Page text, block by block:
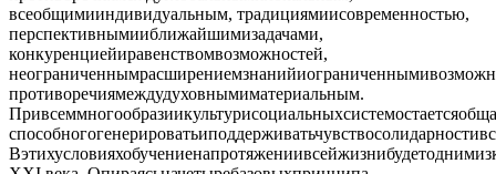
всеобщимииндивидуальным, традициямиисовременностью,
перспективнымииближайшимизадачами,
конкуренциейиравенствомвозможностей,
противоречиямеждудуховнымиматериальным.